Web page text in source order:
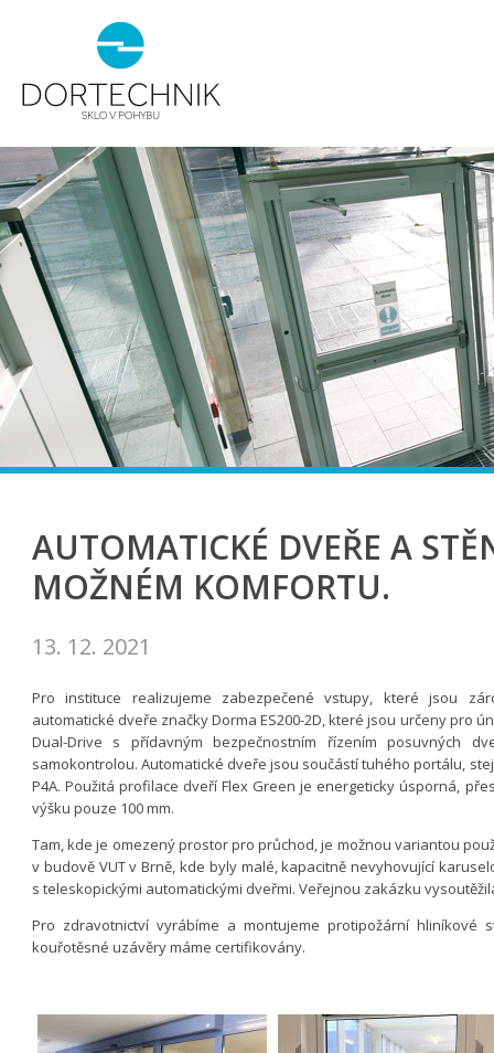
AUTOMATICKÉ DVEŘE A
MOŽNÉM KOMFORTU.
13. 12. 2021
Pro instituce realizujeme zabezpečené vstupy, které jsou
automatické dveře značky Dorma ES200-2D, které jsou určeny pro
Dual-Drive s přídavným bezpečnostním řízením posuvných
samokontrolou. Automatické dveře jsou součástí tuhého portálu,
P4A. Použitá profilace dveří Flex Green je energeticky úsporná,
výšku pouze 100 mm.
Tam, kde je omezený prostor pro průchod, je možnou variantou
v budově VUT v Brně, kde byly malé, kapacitně nevyhovující
s teleskopickými automatickými dveřmi. Veřejnou zakázku
Pro zdravotnictví vyrábíme a montujeme protipožární hliníkové
kouřotěsné uzávěry máme certifikovány.